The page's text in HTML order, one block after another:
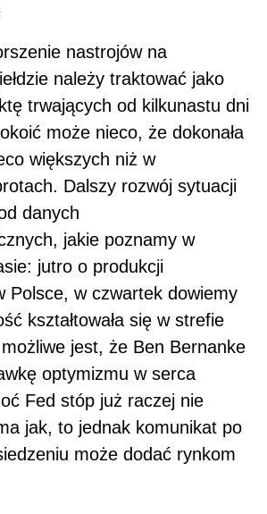
nastrojów na
należy traktować jako
trwających od kilkunastu dni
może nieco, że dokonała
większych niż w
Dalszy rozwój sytuacji
danych
jakie poznamy w
jutro o produkcji
Polsce, w czwartek dowiemy
kształtowała się w strefie
jest, że Ben Bernanke
optymizmu w serca
Fed stóp już raczej nie
jak, to jednak komunikat po
może dodać rynkom